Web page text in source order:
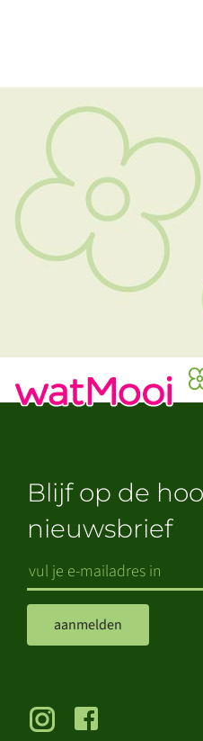
Blijf op de
nieuwsbrief
aanmelden